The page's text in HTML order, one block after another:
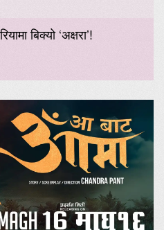
बिक्यो ‘अक्षरा’!